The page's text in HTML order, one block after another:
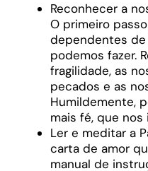
Reconhecer a
O primeiro
dependentes de
podemos fazer.
fragilidade, as
pecados e as
Humildemente,
mais fé, que
Ler e meditar a
carta de amor
manual de